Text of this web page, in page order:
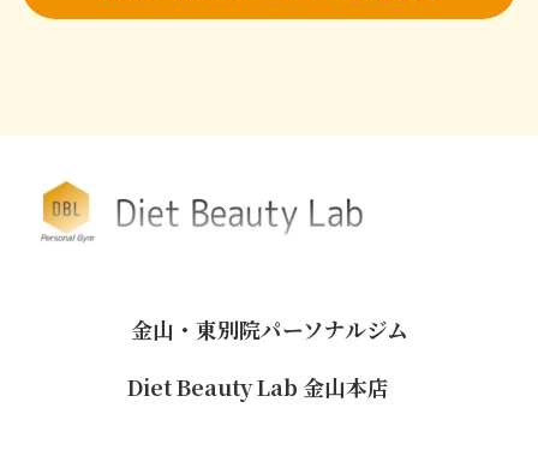
金山・東別院パーソナルジム
Diet Beauty Lab 金山本店